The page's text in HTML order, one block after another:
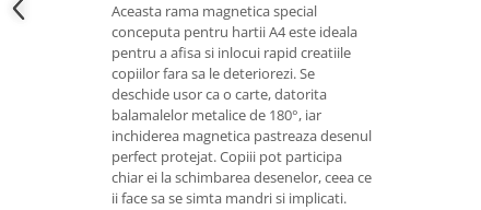
Aceasta rama magnetica special
conceputa pentru hartii A4 este ideala
pentru a afisa si inlocui rapid creatiile
copiilor fara sa le deteriorezi. Se
deschide usor ca o carte, datorita
balamalelor metalice de 180°, iar
inchiderea magnetica pastreaza desenul
perfect protejat. Copiii pot participa
chiar ei la schimbarea desenelor, ceea ce
ii face sa se simta mandri si implicati.